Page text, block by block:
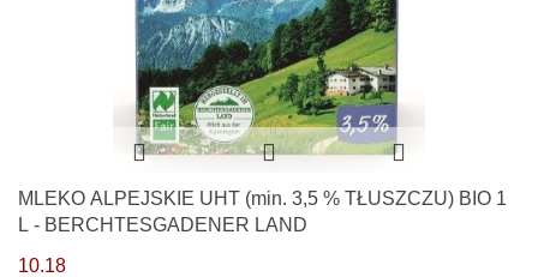
MLEKO ALPEJSKIE UHT (min. 3,5 % TŁUSZCZU) BIO 1
L - BERCHTESGADENER LAND
10.18